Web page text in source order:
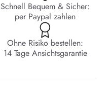
Schnell Bequem & Sicher:
per Paypal zahlen
Ohne Risiko bestellen:
14 Tage Ansichtsgarantie